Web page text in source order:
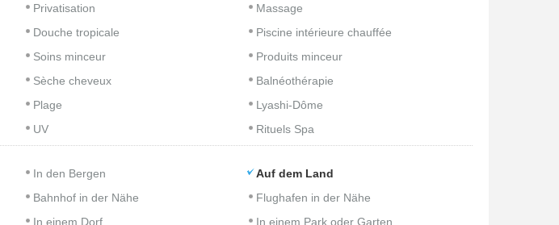
Privatisation
Massage
Douche tropicale
Piscine intérieure chauffée
Soins minceur
Produits minceur
Sèche cheveux
Balnéothérapie
Plage
Lyashi-Dôme
UV Rituels Spa
In den Bergen
Auf dem Land
Bahnhof in der Nähe
Flughafen in der Nähe
In einem Dorf In einem Park oder Garten